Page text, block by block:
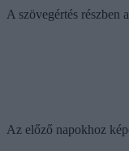
A szövegértés
Az előző napokhoz